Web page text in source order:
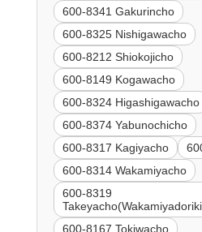
600-8341 Gakurincho
600-8325 Nishigawacho
600-8212 Shiokojicho
600-8149 Kogawacho
600-8324 Higashigawacho
600-8374 Yabunochicho
600-8317 Kagiyacho
600-8314 Wakamiyacho
600-8319
600-8167 Tokiwacho